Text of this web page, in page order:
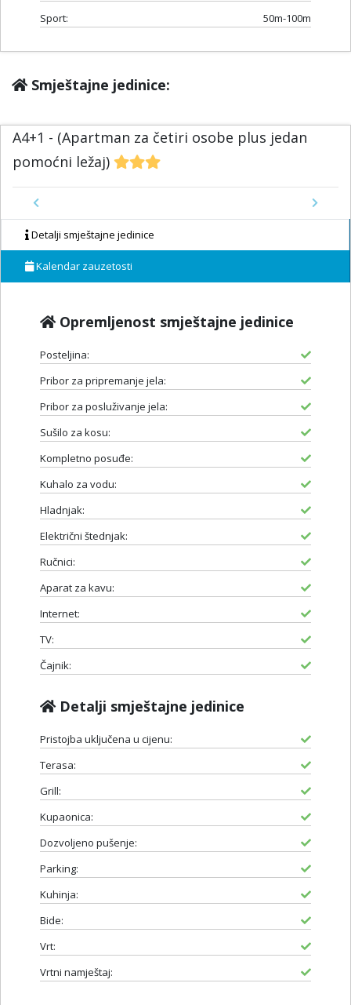
Sport:
50m-100m
Smještajne jedinice:
A4+1 - (Apartman za četiri osobe plus jedan
pomoćni ležaj)
Previous
Next
Detalji smještajne jedinice
Kalendar zauzetosti
Opremljenost smještajne jedinice
Posteljina:
Pribor za pripremanje jela:
Pribor za posluživanje jela:
Sušilo za kosu:
Kompletno posuđe:
Kuhalo za vodu:
Hladnjak:
Električni štednjak:
Ručnici:
Aparat za kavu:
Internet:
TV:
Čajnik:
Detalji smještajne jedinice
Pristojba uključena u cijenu:
Terasa:
Grill:
Kupaonica:
Dozvoljeno pušenje:
Parking:
Kuhinja:
Bide:
Vrt:
Vrtni namještaj: